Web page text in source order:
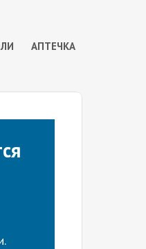
АПТЕЧКА